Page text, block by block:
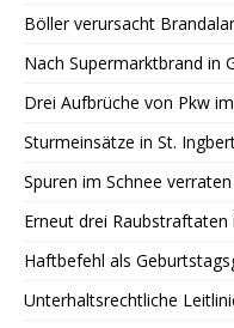
Böller verursacht
Nach Supermarktbrand in
Drei Aufbrüche von Pkw
Sturmeinsätze in St.
Spuren im Schnee
Erneut drei
Haftbefehl als
Unterhaltsrechtliche